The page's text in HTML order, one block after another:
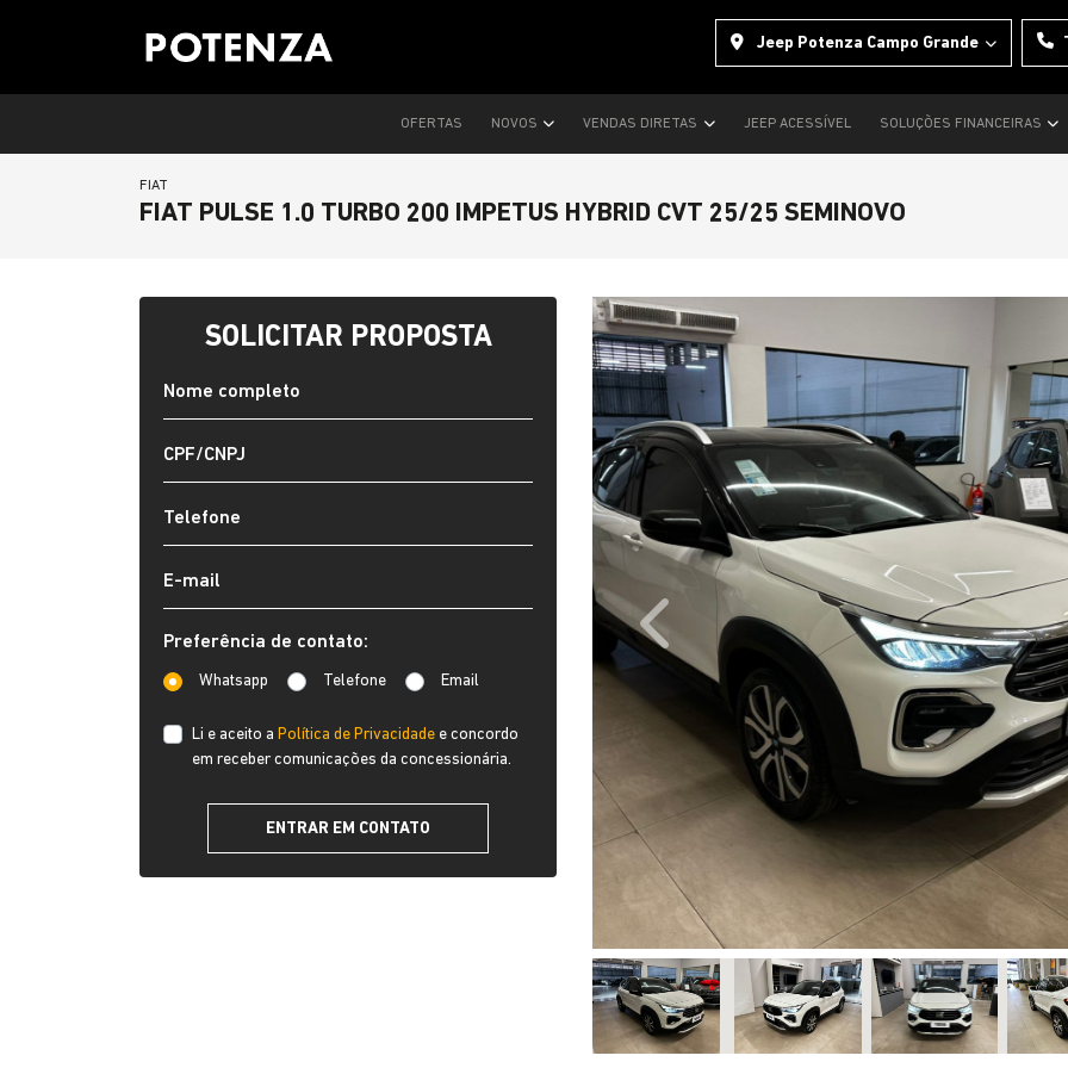
Jeep Potenza Campo Grande
OFERTAS NOVOS VENDAS DIRETAS JEEP ACESSÍVEL SOLUÇÕES FINANCEIRAS
FIAT
FIAT PULSE 1.0 TURBO 200 IMPETUS HYBRID CVT 25/25 SEMINOVO
Previous
SOLICITAR PROPOSTA
Preferência de contato:
Whatsapp Telefone Email
Li e aceito a Política de Privacidade e concordo
em receber comunicações da concessionária.
ENTRAR EM CONTATO